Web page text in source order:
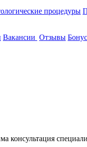
процедуры
Вакансии Отзывы
консультация